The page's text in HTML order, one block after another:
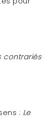
contrariés
: Le